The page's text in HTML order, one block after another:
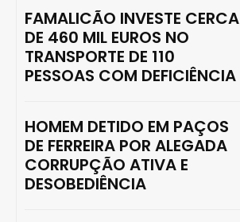
FAMALICÃO INVESTE CERCA
DE 460 MIL EUROS NO
TRANSPORTE DE 110
PESSOAS COM DEFICIÊNCIA
HOMEM DETIDO EM PAÇOS
DE FERREIRA POR ALEGADA
CORRUPÇÃO ATIVA E
DESOBEDIÊNCIA